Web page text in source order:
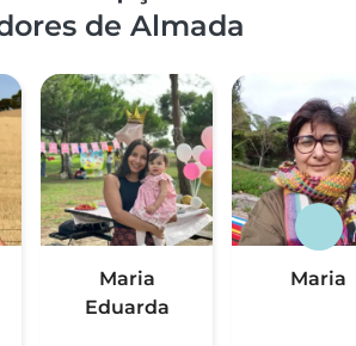
de Almada
Maria
Eduarda
Maria